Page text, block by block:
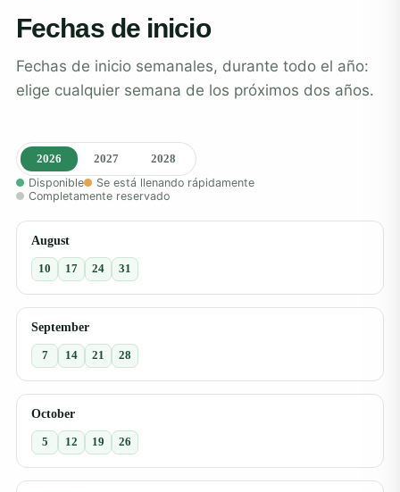
Fechas de inicio
Fechas de inicio semanales, durante todo el año:
elige cualquier semana de los próximos dos años.
2026 2027
2028
Disponible
Se está llenando rápidamente
Completamente reservado
August
10 17 24 31
September
7 14 21 28
October
5 12 19 26